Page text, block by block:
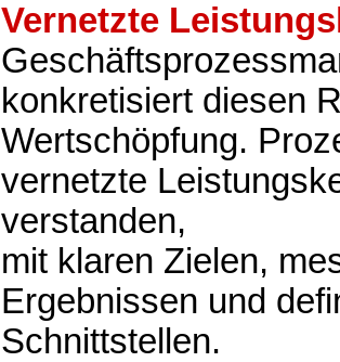
Vernetzte
konkretisiert diesen
Wertschöpfung.
vernetzte
verstanden,
mit klaren Zielen,
Ergebnissen und
Schnittstellen.